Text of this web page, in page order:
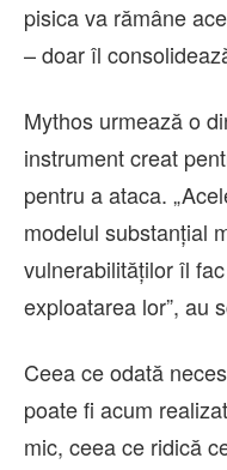
pisica va rămâne
– doar îl
Mythos urmează o
instrument creat
pentru a ataca.
modelul substanțial
vulnerabilităților îl
exploatarea lor”, au
Ceea ce odată
poate fi acum
mic, ceea ce ridică